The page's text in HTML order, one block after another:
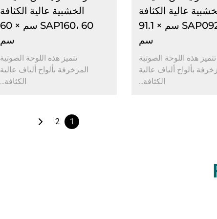
عالية الكثافة
SAP092، 50 سم × 91.1
سم
تتميز هذه اللوحة الصوتية
بألواح ألياف عالية
الكثافة...
الخشبية عالية الكثافة
SAP160، 60 سم × 60
سم
تتميز هذه اللوحة الصوتية
المزخرفة بألواح ألياف عالية
الكثافة...
1
2